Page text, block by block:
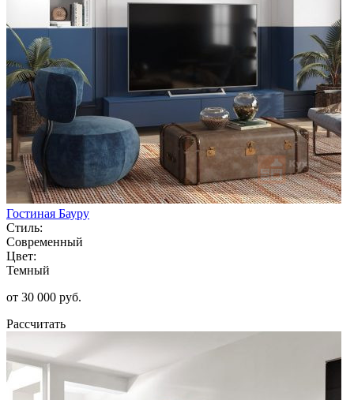
Гостиная Бауру
Стиль:
Современный
Цвет:
Темный
от 30 000 руб.
Рассчитать